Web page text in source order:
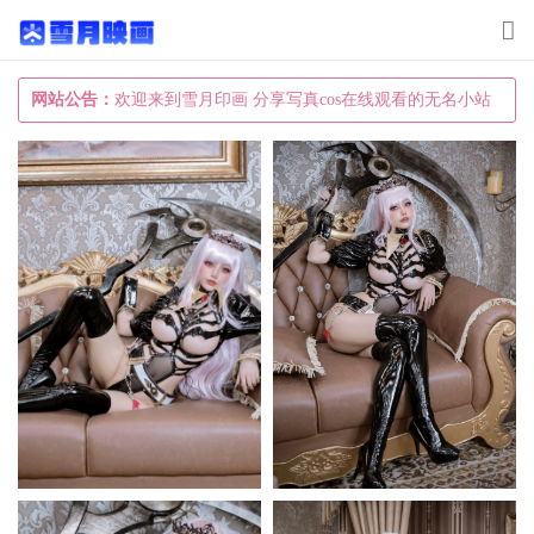
网站公告： 欢迎来到雪月印画 分享写真cos在线观看的无名小站
T
o
g
l
e
n
a
v
i
g
a
t
i